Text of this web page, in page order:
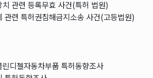
관련 등록무효 사건(특허 법원)
관련 특허권침해금지소송 사건(고등법원)
디젤자동차부품 특허동향조사